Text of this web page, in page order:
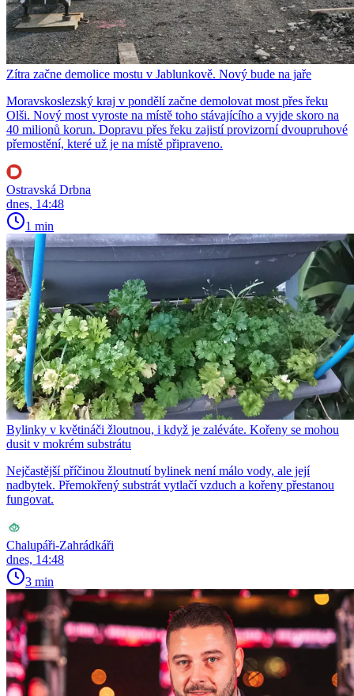
Zítra začne demolice mostu v Jablunkově. Nový bude na jaře
Moravskoslezský kraj v pondělí začne demolovat most přes řeku
Olši. Nový most vyroste na místě toho stávajícího a vyjde skoro na
40 milionů korun. Dopravu přes řeku zajistí provizorní dvoupruhové
přemostění, které už je na místě připraveno.
Ostravská Drbna
dnes, 14:48
1 min
Bylinky v květináči žloutnou, i když je zaléváte. Kořeny se mohou
dusit v mokrém substrátu
Nejčastější příčinou žloutnutí bylinek není málo vody, ale její
nadbytek. Přemokřený substrát vytlačí vzduch a kořeny přestanou
fungovat.
Chalupáři-Zahrádkáři
dnes, 14:48
3 min